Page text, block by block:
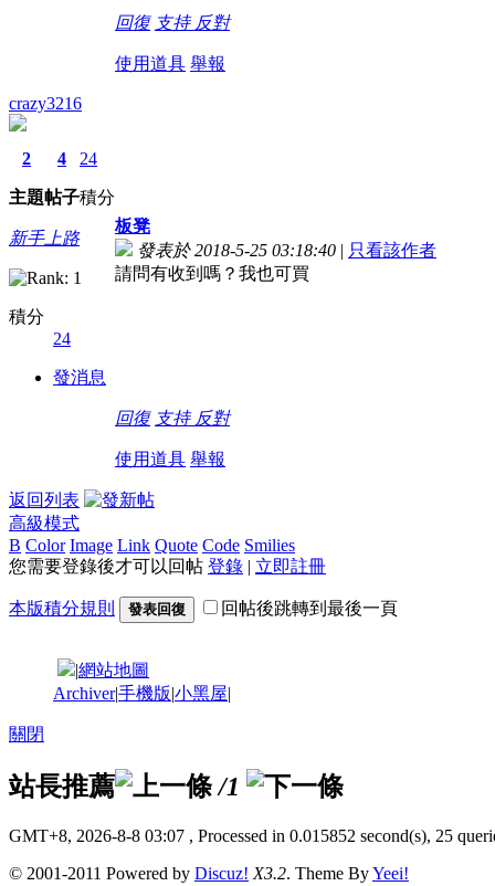
回復 支持 反對
使用道具 舉報
crazy3216
2
主題
4
帖子
24
積分
新手上路
積分
24
發消息
板凳
發表於 2018-5-25 03:18:40 | 只看該作者
請問有收到嗎？我也可買
回復 支持 反對
使用道具 舉報
返回列表
高級模式
B Color Image Link Quote Code Smilies
您需要登錄後才可以回帖 登錄 | 立即註冊
本版積分規則 發表回復 回帖後跳轉到最後一頁
|網站地圖
Archiver|手機版|小黑屋|
關閉
站長推薦 /1
GMT+8, 2026-8-8 03:07 , Processed in 0.015852 second(s), 25
© 2001-2011 Powered by Discuz! X3.2. Theme ByYeei!